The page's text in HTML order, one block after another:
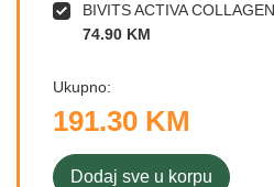
BIVITS ACTIVA
74.90 KM
Ukupno:
191.30 KM
Dodaj sve u korpu